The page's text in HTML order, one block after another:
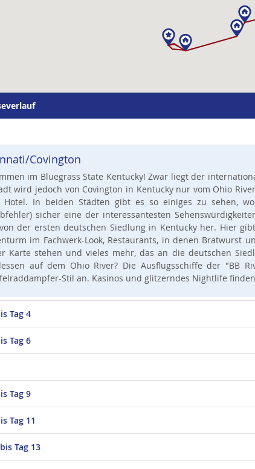
Covington
im Bluegrass State Kentucky! Zwar liegt der
wird jedoch von Covington in Kentucky nur vom Ohio
Hotel. In beiden Städten gibt es so einiges zu sehen,
sicher eine der interessantesten
der ersten deutschen Siedlung in Kentucky her. Hier
im Fachwerk-Look, Restaurants, in denen Bratwurst
Karte stehen und vieles mehr, das an die deutschen
auf dem Ohio River? Die Ausflugsschiffe der "BB
Stil an. Kasinos und glitzerndes Nightlife
Tag 4
Tag 6
Tag 9
Tag 11
Tag 13